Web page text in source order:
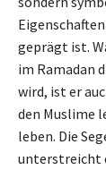
geprägt ist.
im Ramadan
wird, ist er
den Muslime
leben. Die
unterstreicht